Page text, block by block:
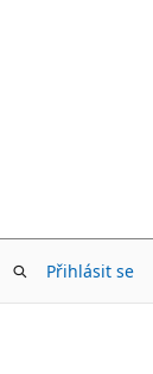
Přihlásit se